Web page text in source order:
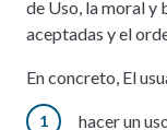
de Uso, la moral y
aceptadas y el
En concreto, El
hacer un